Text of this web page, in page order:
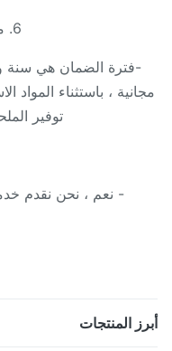
-فترة الضمان هي سنة
، باستثناء المواد
توفير
- نعم ، نحن نقدم
المنتجات